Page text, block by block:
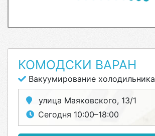
КОМОДСКИ ВАРАН
Вакуумирование холодильника
улица Маяковского, 13/1
Сегодня 10:00–18:00